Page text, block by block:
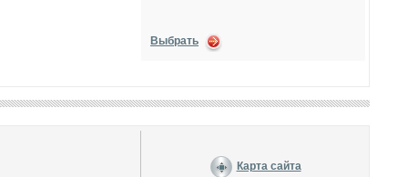
Выбрать
Карта сайта